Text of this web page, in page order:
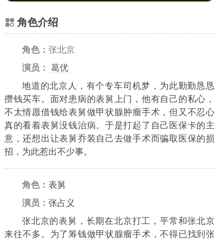
角色介绍
角色： 张北京
演员： 葛优
地道的北京人，有个专车司机梦，为此勤勤恳恳
攒钱买车。面对患病的表舅上门，他有自己的私心，
不太情愿借钱给表舅做甲状腺肿瘤手术，但又不忍心
真的看着表舅没钱治病。于是打起了自己医保卡的主
意，还想出让表舅乔装自己去做手术而骗取医保的损
招，为此惹出不少事。
角色： 表舅
演员： 张占义
张北京的表舅，长期在北京打工，平常和张北京
来往不多。为了筹钱做甲状腺瘤手术，不得已找到张